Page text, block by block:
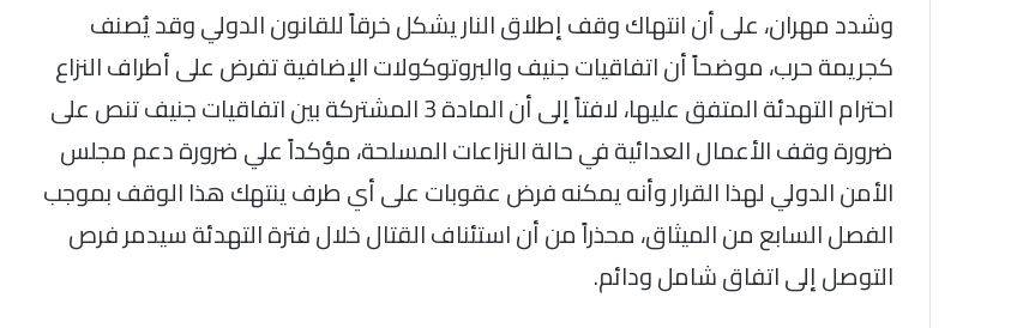
وشدد مهران، على أن انتهاك وقف إطلاق النار يشكل خرقاً للقانون الدولي وقد يُصنف
كجريمة حرب، موضحاً أن اتفاقيات جنيف والبروتوكولات الإضافية تفرض على أطراف النزاع
احترام التهدئة المتفق عليها، لافتاً إلى أن المادة 3 المشتركة بين اتفاقيات جنيف تنص على
ضرورة وقف الأعمال العدائية في حالة النزاعات المسلحة، مؤكداً علي ضرورة دعم مجلس
الأمن الدولي لهذا القرار وأنه يمكنه فرض عقوبات على أي طرف ينتهك هذا الوقف بموجب
الفصل السابع من الميثاق، محذراً من أن استئناف القتال خلال فترة التهدئة سيدمر فرص
التوصل إلى اتفاق شامل ودائم.